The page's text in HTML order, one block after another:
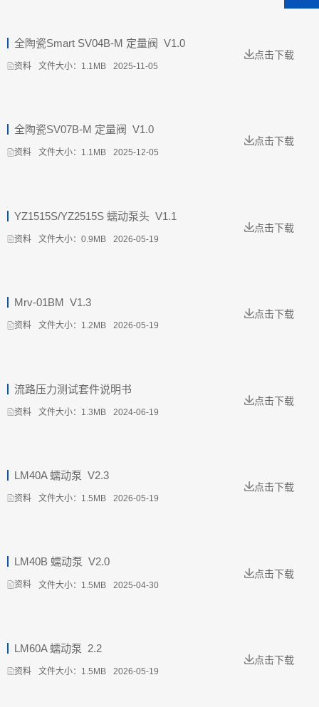
资料
全陶瓷Smart SV04B-M 定量阀_V1.0
文件大小：1.1MB 2025-11-05
点击下载
资料
全陶瓷SV07B-M 定量阀_V1.0
文件大小：1.1MB 2025-12-05
点击下载
资料
YZ1515S/YZ2515S 蠕动泵头_V1.1
文件大小：0.9MB 2026-05-19
点击下载
资料
Mrv-01BM_V1.3
文件大小：1.2MB 2026-05-19
点击下载
资料
流路压力测试套件说明书
文件大小：1.3MB 2024-06-19
点击下载
资料
LM40A 蠕动泵_V2.3
文件大小：1.5MB 2026-05-19
点击下载
资料
LM40B 蠕动泵_V2.0
文件大小：1.5MB 2025-04-30
点击下载
资料
LM60A 蠕动泵_2.2
文件大小：1.5MB 2026-05-19
点击下载